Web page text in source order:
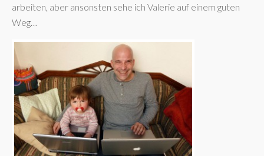
arbeiten, aber ansonsten sehe ich Valerie auf einem guten
Weg…